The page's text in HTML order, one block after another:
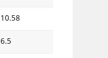
10.58
6.5